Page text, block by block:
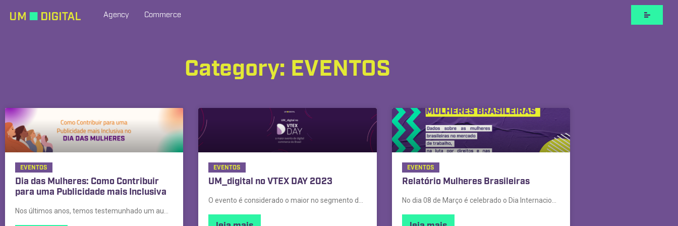
Agency Commerce
Category: EVENTOS
EVENTOS
Dia das Mulheres: Como Contribuir
para uma Publicidade mais Inclusiva
Nos últimos anos, temos testemunhado um aumento na discussão sobre
EVENTOS
UM_digital no VTEX DAY 2023
O evento é considerado o maior no segmento de transformação
EVENTOS
Relatório Mulheres Brasileiras
No dia 08 de Março é celebrado o Dia Internacional